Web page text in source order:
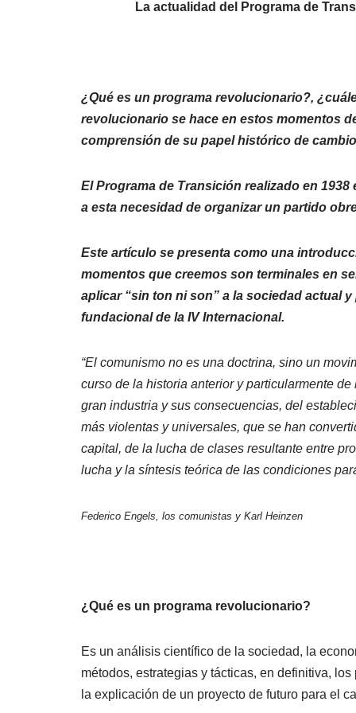
La actualidad del Programa de
¿Qué es un programa revolucionario?,
revolucionario se hace en estos momentos
comprensión de su papel histórico de
El Programa de Transición realizado en
a esta necesidad de organizar un partido
Este artículo se presenta como una
momentos que creemos son terminales en
aplicar “sin ton ni son” a la sociedad actual
fundacional de la IV Internacional.
“El comunismo no es una doctrina, sino un
curso de la historia anterior y particularmente
gran industria y sus consecuencias, del
más violentas y universales, que se han
capital, de la lucha de clases resultante entre
lucha y la síntesis teórica de las condiciones
Federico Engels, los comunistas y Karl Heinzen
¿Qué es un programa revolucionario?
Es un análisis científico de la sociedad, la
métodos, estrategias y tácticas, en definitiva,
la explicación de un proyecto de futuro para el